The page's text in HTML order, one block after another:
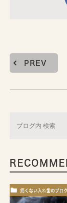
PREV
痛くない入れ歯のブログ